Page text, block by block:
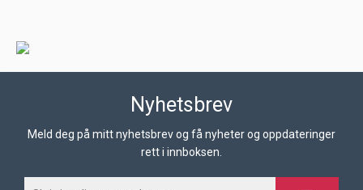
Nyhetsbrev
Meld deg på mitt nyhetsbrev og få nyheter og oppdateringer
rett i innboksen.